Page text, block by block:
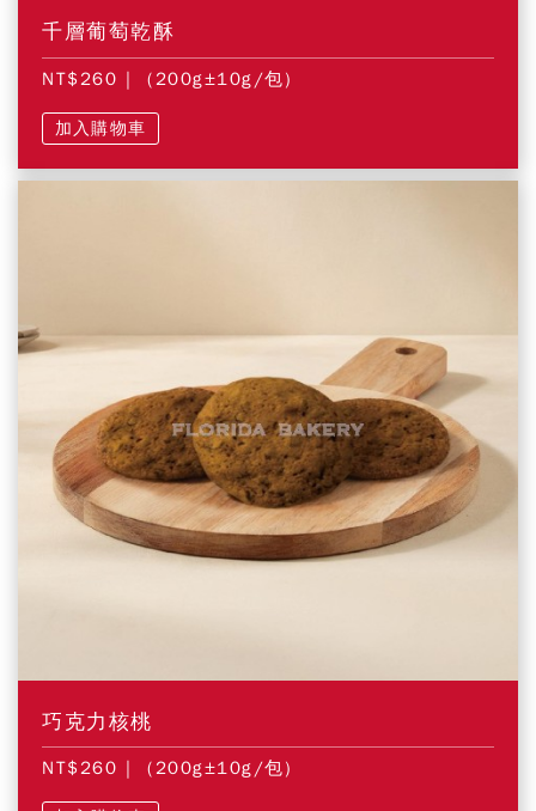
千層葡萄乾酥
NT$260 | (200g±10g/包)
加入購物車
巧克力核桃
NT$260 | (200g±10g/包)